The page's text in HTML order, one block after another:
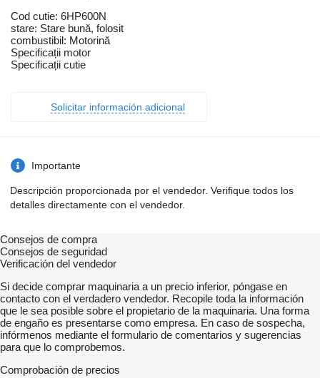
Cod cutie: 6HP600N
stare: Stare bună, folosit
combustibil: Motorină
Specificații motor
Specificații cutie
Solicitar información adicional
Importante
Descripción proporcionada por el vendedor. Verifique todos los
detalles directamente con el vendedor.
Consejos de compra
Consejos de seguridad
Verificación del vendedor
Si decide comprar maquinaria a un precio inferior, póngase en
contacto con el verdadero vendedor. Recopile toda la información
que le sea posible sobre el propietario de la maquinaria. Una forma
de engaño es presentarse como empresa. En caso de sospecha,
infórmenos mediante el formulario de comentarios y sugerencias
para que lo comprobemos.
Comprobación de precios